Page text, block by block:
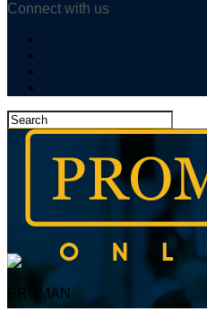
Connect with us
PROMAN